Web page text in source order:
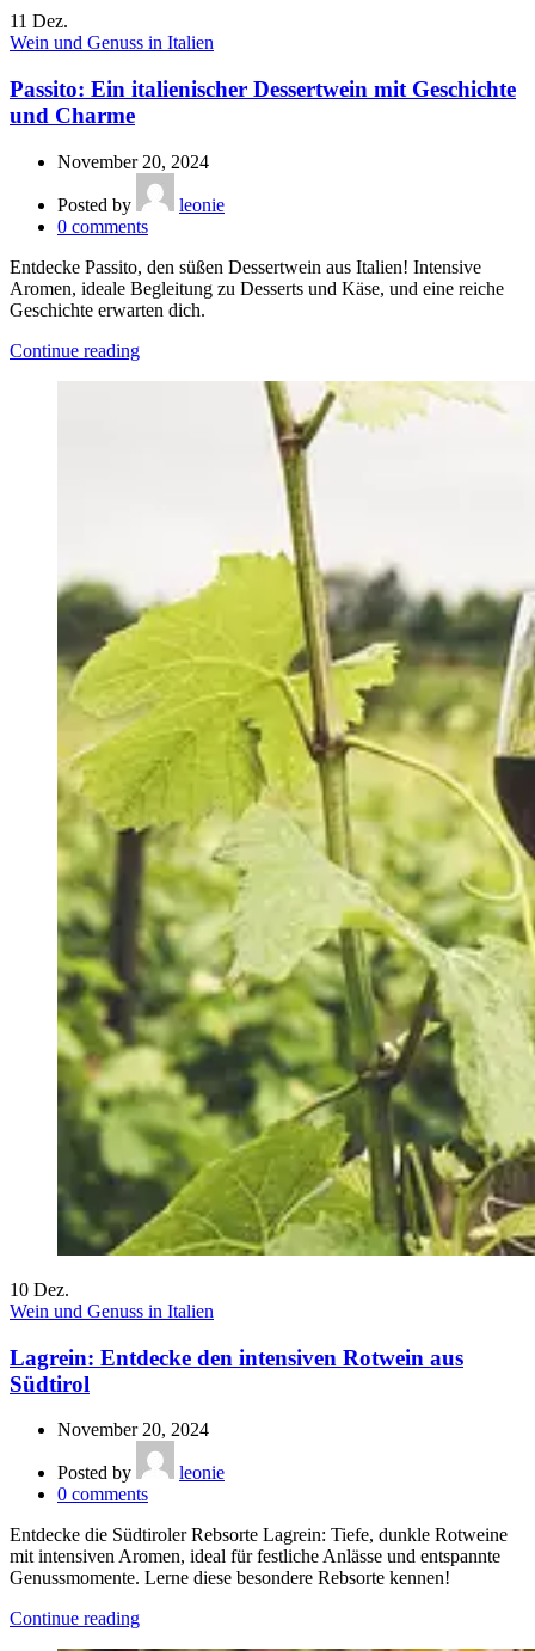
11 Dez.
Wein und Genuss in Italien
Passito: Ein italienischer Dessertwein mit Geschichte
und Charme
November 20, 2024
Posted by
leonie
0 comments
Entdecke Passito, den süßen Dessertwein aus Italien! Intensive
Aromen, ideale Begleitung zu Desserts und Käse, und eine reiche
Geschichte erwarten dich.
Continue reading
10 Dez.
Wein und Genuss in Italien
Lagrein: Entdecke den intensiven Rotwein aus
Südtirol
November 20, 2024
Posted by
leonie
0 comments
Entdecke die Südtiroler Rebsorte Lagrein: Tiefe, dunkle Rotweine
mit intensiven Aromen, ideal für festliche Anlässe und entspannte
Genussmomente. Lerne diese besondere Rebsorte kennen!
Continue reading